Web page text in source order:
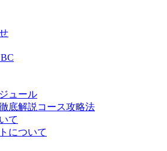
ュール
底解説コース攻略法
て
について